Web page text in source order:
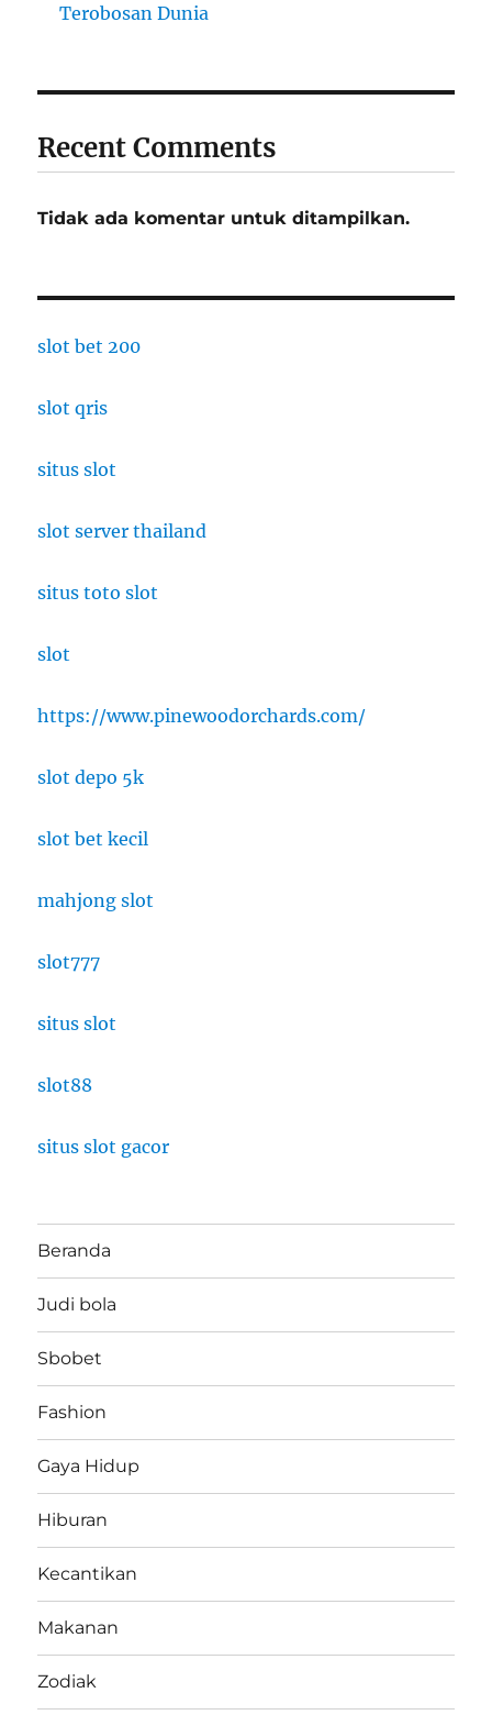
Terobosan Dunia
Recent Comments
Tidak ada komentar untuk ditampilkan.
slot bet 200
slot qris
situs slot
slot server thailand
situs toto slot
slot
https://www.pinewoodorchards.com/
slot depo 5k
slot bet kecil
mahjong slot
slot777
situs slot
slot88
situs slot gacor
Beranda
Judi bola
Sbobet
Fashion
Gaya Hidup
Hiburan
Kecantikan
Makanan
Zodiak